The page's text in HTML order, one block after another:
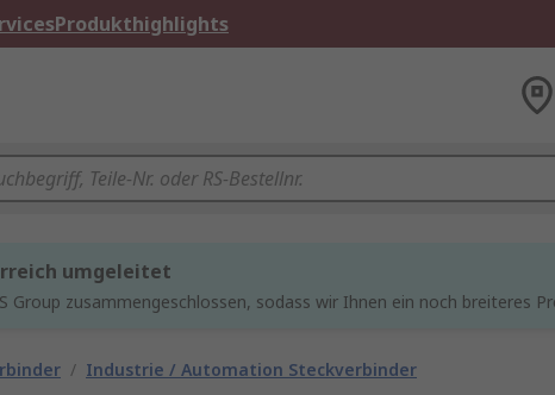
Produkthighlights
umgeleitet
Group zusammengeschlossen, sodass wir Ihnen ein noch breiteres
/ Industrie / Automation Steckverbinder